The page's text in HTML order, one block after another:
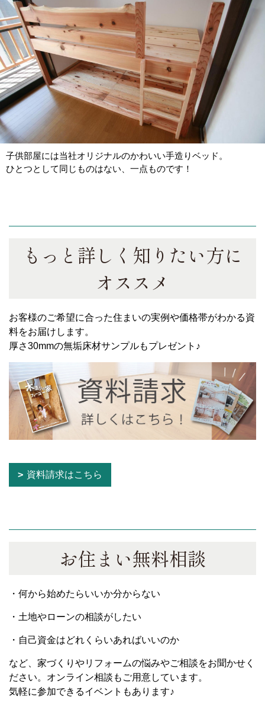
子供部屋には当社オリジナルのかわいい手造りベッド。
ひとつとして同じものはない、一点ものです！
もっと詳しく知りたい方に
オススメ
お客様のご希望に合った住まいの実例や価格帯がわかる資
料をお届けします。
厚さ30mmの無垢床材サンプルもプレゼント♪
資料請求はこちら
お住まい無料相談
・何から始めたらいいか分からない
・土地やローンの相談がしたい
・自己資金はどれくらいあればいいのか
など、家づくりやリフォームの悩みやご相談をお聞かせく
ださい。オンライン相談もご用意しています。
気軽に参加できるイベントもあります♪